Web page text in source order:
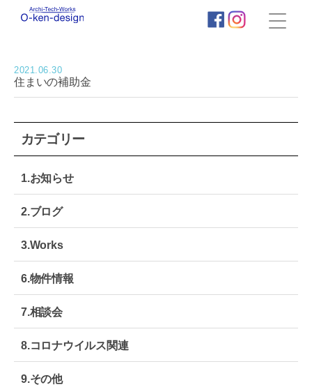
社
荻
田
築
事
務
｜
わ
く
く
新
住
宅
タ
ノ
づ
く
2021.06.30
住まいの補助金
カテゴリー
1.お知らせ
2.ブログ
3.Works
6.物件情報
7.相談会
8.コロナウイルス関連
9.その他